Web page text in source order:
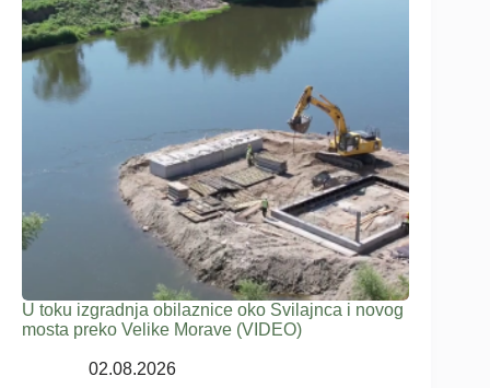
U toku izgradnja obilaznice oko Svilajnca i novog
mosta preko Velike Morave (VIDEO)
02.08.2026